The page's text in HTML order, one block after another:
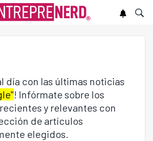
día con las últimas noticias
! Infórmate sobre los
y relevantes con
de artículos
elegidos.